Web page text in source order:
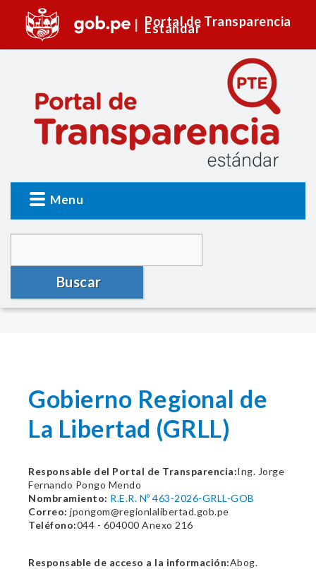
Portal de Transparencia
Estándar
Menu
Buscar
Gobierno Regional de
La Libertad (GRLL)
Responsable del Portal de Transparencia:Ing. Jorge
Fernando Pongo Mendo
Nombramiento: R.E.R. Nº 463-2026-GRLL-GOB
Correo: jpongom@regionlalibertad.gob.pe
Teléfono:044 - 604000 Anexo 216
Responsable de acceso a la información:Abog.